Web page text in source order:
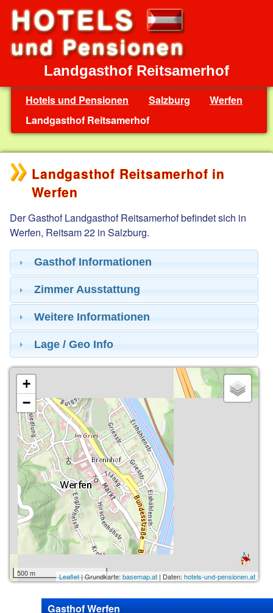
Landgasthof Reitsamerhof
Hotels und Pensionen Salzburg
Werfen
Landgasthof Reitsamerhof
Landgasthof Reitsamerhof in
Werfen
Der Gasthof Landgasthof Reitsamerhof befindet sich in
Werfen, Reitsam 22 in Salzburg.
Gasthof Informationen
Zimmer Ausstattung
Weitere Informationen
Lage / Geo Info
+
−
500 m Leaflet| Grundkarte: basemap.at| Daten: hotels-und-pensionen.at
Gasthof Werfen